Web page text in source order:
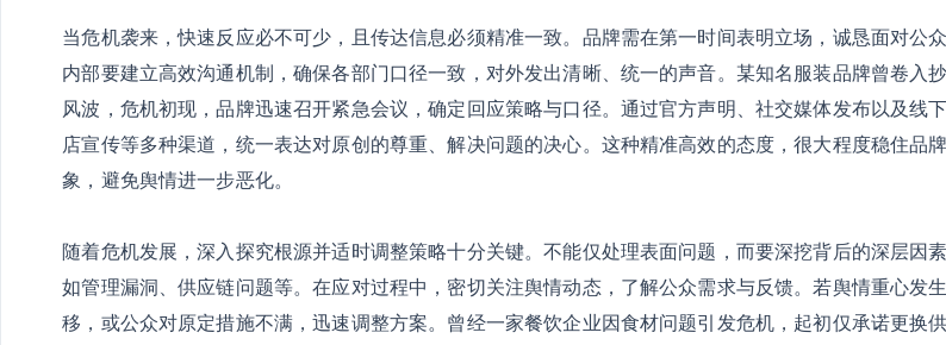
当危机袭来，快速反应必不可少，且传达信息必须精准一致。品牌需在第一时间表明立场，诚恳面对公众
内部要建立高效沟通机制，确保各部门口径一致，对外发出清晰、统一的声音。某知名服装品牌曾卷入
风波，危机初现，品牌迅速召开紧急会议，确定回应策略与口径。通过官方声明、社交媒体发布以及线
店宣传等多种渠道，统一表达对原创的尊重、解决问题的决心。这种精准高效的态度，很大程度稳住品
象，避免舆情进一步恶化。
随着危机发展，深入探究根源并适时调整策略十分关键。不能仅处理表面问题，而要深挖背后的深层因素
如管理漏洞、供应链问题等。在应对过程中，密切关注舆情动态，了解公众需求与反馈。若舆情重心发
移，或公众对原定措施不满，迅速调整方案。曾经一家餐饮企业因食材问题引发危机，起初仅承诺更换